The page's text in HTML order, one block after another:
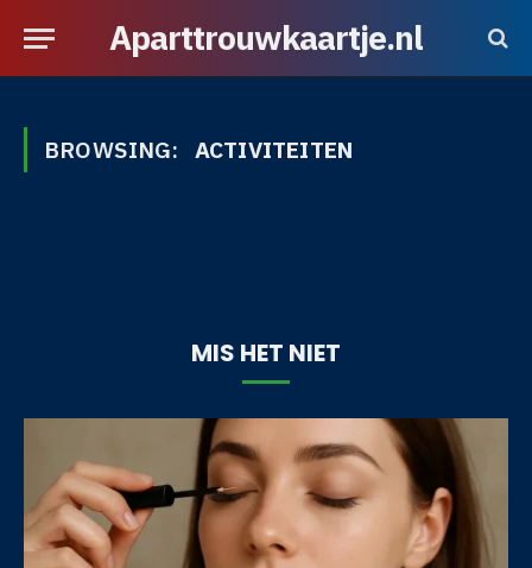
Aparttrouwkaartje.nl
BROWSING: ACTIVITEITEN
MIS HET NIET